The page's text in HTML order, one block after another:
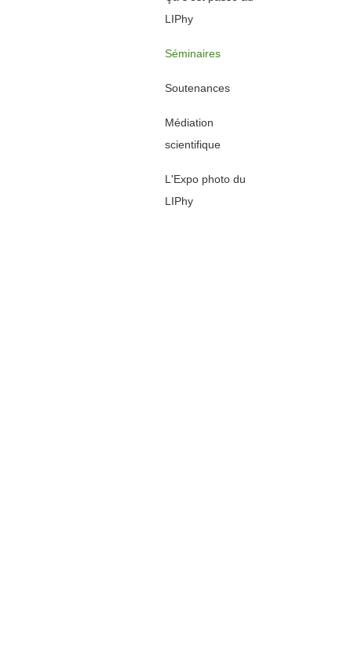
LIPhy
Séminaires
Soutenances
Médiation
scientifique
L'Expo photo du
LIPhy